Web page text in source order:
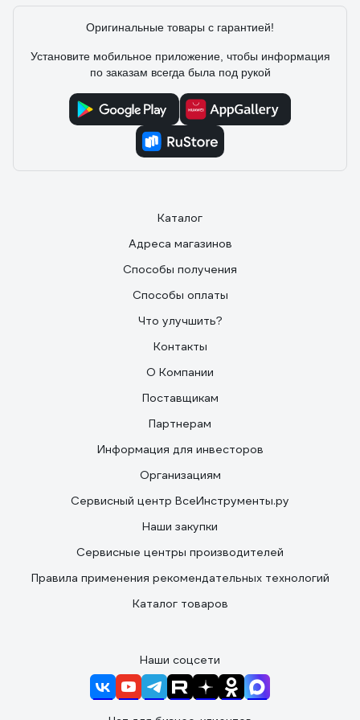
Оригинальные товары с гарантией!
Установите мобильное приложение, чтобы информация
по заказам всегда была под рукой
Каталог
Адреса магазинов
Способы получения
Способы оплаты
Что улучшить?
Контакты
О Компании
Поставщикам
Партнерам
Информация для инвесторов
Организациям
Сервисный центр ВсеИнструменты.ру
Наши закупки
Сервисные центры производителей
Правила применения рекомендательных технологий
Каталог товаров
Наши соцсети